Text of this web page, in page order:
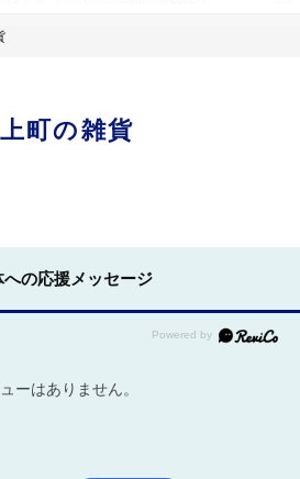
町の雑貨
への応援メッセージ
ーはありません。